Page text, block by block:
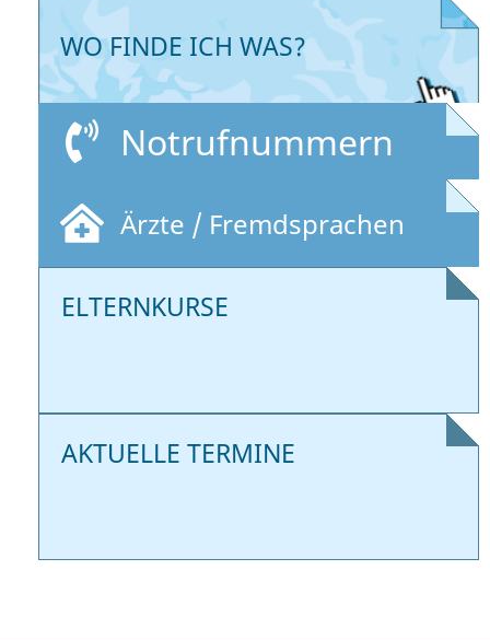
WO FINDE ICH WAS?
Notrufnummern
Ärzte / Fremdsprachen
ELTERNKURSE
AKTUELLE TERMINE